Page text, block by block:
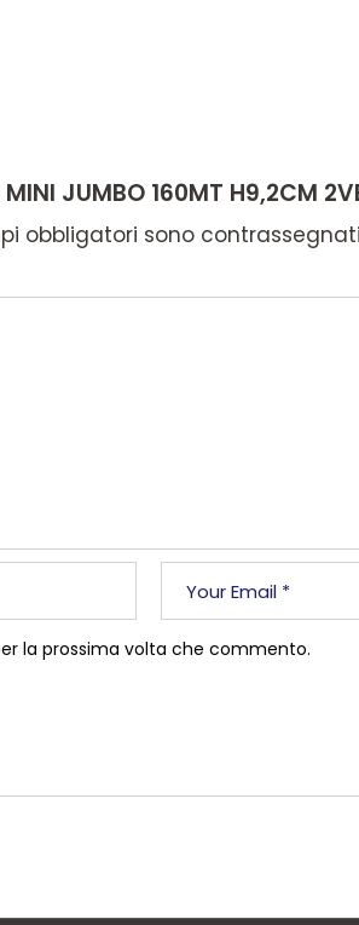
MINI JUMBO 160MT H9,2CM
obbligatori sono contrassegnati
la prossima volta che commento.